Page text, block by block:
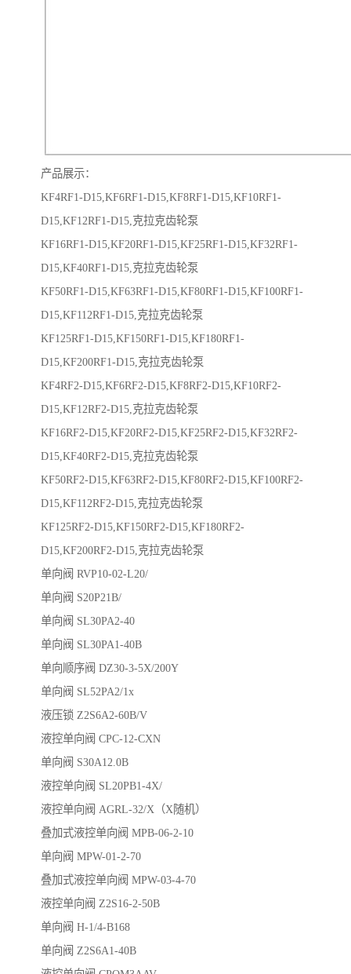
产品展示：
KF4RF1-D15,KF6RF1-D15,KF8RF1-D15,KF10RF1-
D15,KF12RF1-D15,克拉克齿轮泵
KF16RF1-D15,KF20RF1-D15,KF25RF1-D15,KF32RF1-
D15,KF40RF1-D15,克拉克齿轮泵
KF50RF1-D15,KF63RF1-D15,KF80RF1-D15,KF100RF1-
D15,KF112RF1-D15,克拉克齿轮泵
KF125RF1-D15,KF150RF1-D15,KF180RF1-
D15,KF200RF1-D15,克拉克齿轮泵
KF4RF2-D15,KF6RF2-D15,KF8RF2-D15,KF10RF2-
D15,KF12RF2-D15,克拉克齿轮泵
KF16RF2-D15,KF20RF2-D15,KF25RF2-D15,KF32RF2-
D15,KF40RF2-D15,克拉克齿轮泵
KF50RF2-D15,KF63RF2-D15,KF80RF2-D15,KF100RF2-
D15,KF112RF2-D15,克拉克齿轮泵
KF125RF2-D15,KF150RF2-D15,KF180RF2-
D15,KF200RF2-D15,克拉克齿轮泵
单向阀 RVP10-02-L20/
单向阀 S20P21B/
单向阀 SL30PA2-40
单向阀 SL30PA1-40B
单向顺序阀 DZ30-3-5X/200Y
单向阀 SL52PA2/1x
液压锁 Z2S6A2-60B/V
液控单向阀 CPC-12-CXN
单向阀 S30A12.0B
液控单向阀 SL20PB1-4X/
液控单向阀 AGRL-32/X（X随机）
叠加式液控单向阀 MPB-06-2-10
单向阀 MPW-01-2-70
叠加式液控单向阀 MPW-03-4-70
液控单向阀 Z2S16-2-50B
单向阀 H-1/4-B168
单向阀 Z2S6A1-40B